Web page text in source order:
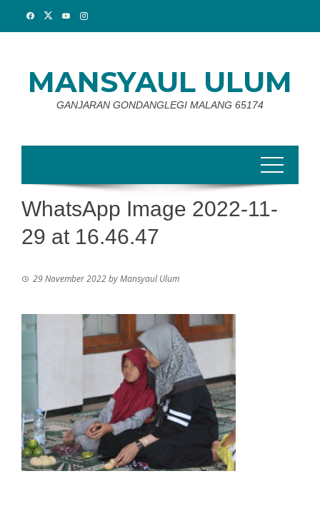
MANSYAUL ULUM
GANJARAN GONDANGLEGI MALANG 65174
WhatsApp Image 2022-11-
29 at 16.46.47
29 November 2022byMansyaul Ulum